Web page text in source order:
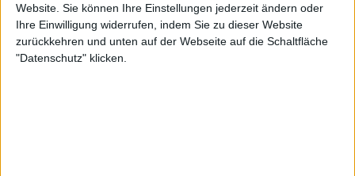
Website. Sie können Ihre Einstellungen jederzeit ändern oder
Ihre Einwilligung widerrufen, indem Sie zu dieser Website
zurückkehren und unten auf der Webseite auf die Schaltfläche
"Datenschutz" klicken.